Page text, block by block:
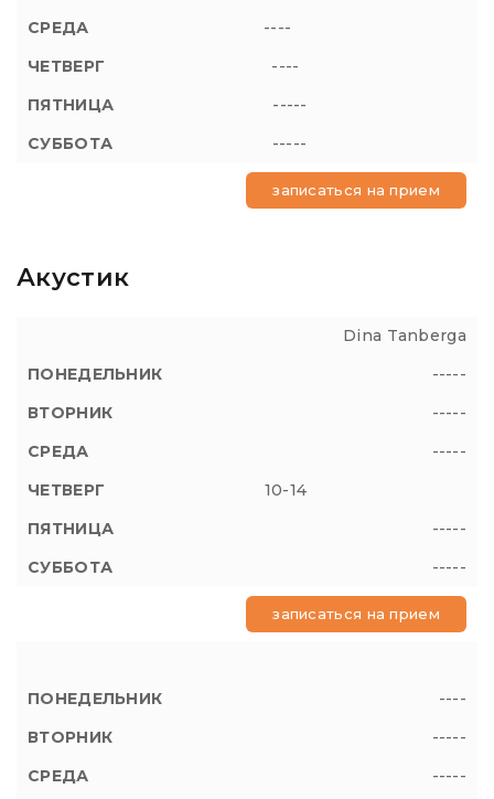
----
----
-----
-----
записаться на прием
Акустик
Dina Tanberga
-----
-----
-----
10-14
-----
-----
записаться на прием
----
-----
-----